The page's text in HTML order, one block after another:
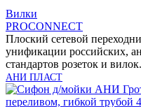
Вилки
PROCONNECT
Плоский сетевой
унификации российских,
стандартов розеток и
АНИ ПЛАСТ